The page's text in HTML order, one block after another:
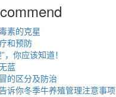
素的克星
和预防
，你应该知道！
蓝
的区分及防治
诉你冬季牛养殖管理注意事项